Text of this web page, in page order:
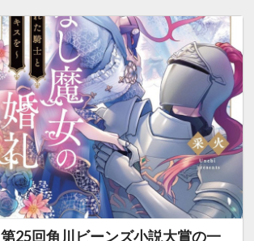
第25回角川ビーンズ小説大賞の一